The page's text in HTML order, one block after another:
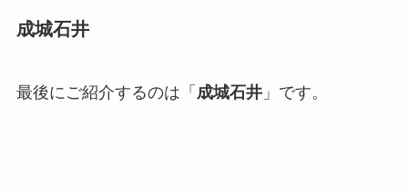
成城石井
最後にご紹介するのは「 成城石井」です。